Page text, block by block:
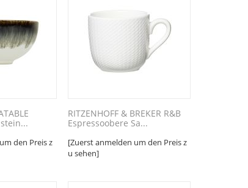
den Preis z
RITZENHOFF & BREKER R&B
Espressoobere Sa...
[Zuerst anmelden um den Preis z
u sehen]